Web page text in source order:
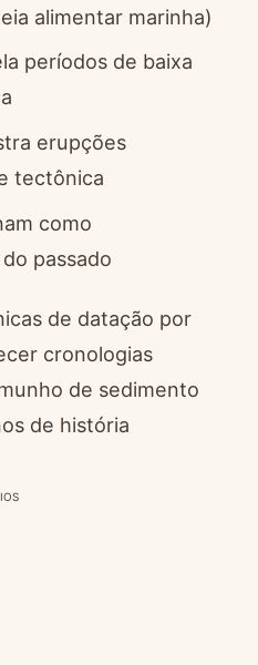
alimentar marinha)
períodos de baixa
erupções
tectônica
como
passado
de datação por
cronologias
de sedimento
de história